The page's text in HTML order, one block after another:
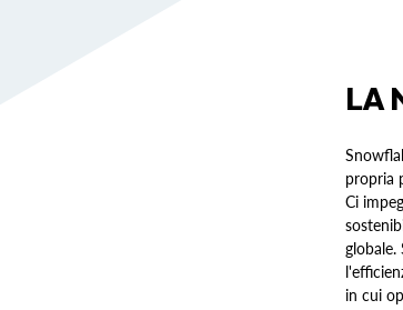
LA
propria
Ci
globale.
in cui